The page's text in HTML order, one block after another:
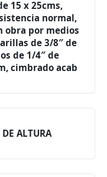
15 x 25cms,
normal,
obra por medios
de 3/8″ de
de 1/4″ de
cimbrado acab
ALTURA